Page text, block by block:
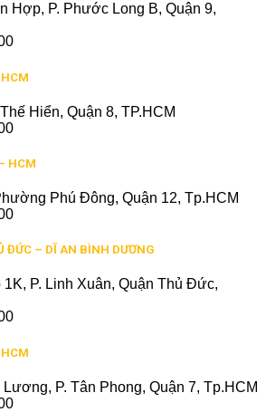
Hợp, P. Phước Long B, Quận 9,
Hiển, Quận 8, TP.HCM
HCM
Phú Đông, Quận 12, Tp.HCM
ĐỨC – DĨ AN BÌNH DƯƠNG
1K, P. Linh Xuân, Quận Thủ Đức,
Lương, P. Tân Phong, Quận 7, Tp.HCM